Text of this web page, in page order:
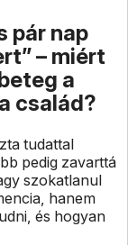
pár nap
– miért
a
család?
tudattal
pedig zavarttá
szokatlanul
hanem
és hogyan